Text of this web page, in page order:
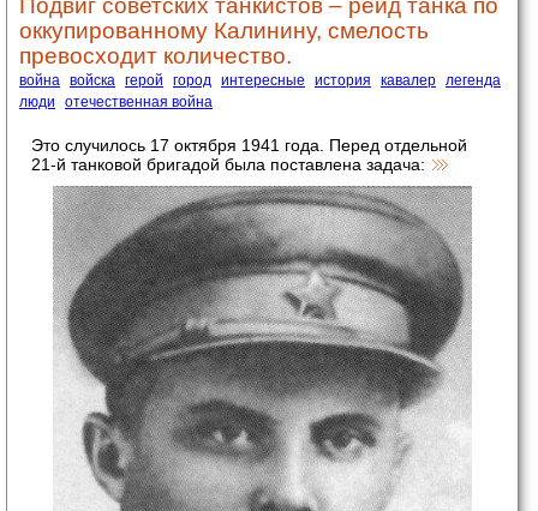
оккупированному Калинину, смелость
превосходит количество.
война войска герой город интересные история кавалер легенда
люди
отечественная война
Это случилось 17 октября 1941 года. Перед отдельной
21-й танковой бригадой была поставлена задача: